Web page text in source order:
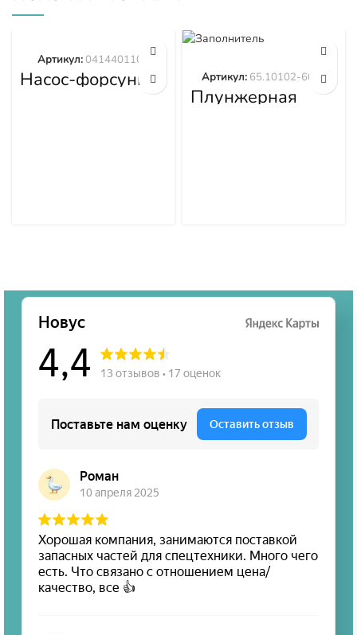
Насос-форсунка
0414401105
Артикул:0414401105
Плунжерная
пара 65.10102-
Артикул: 65.10102-6064